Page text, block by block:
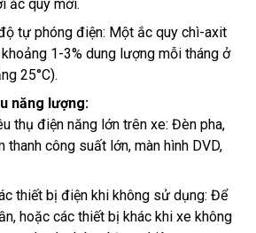
ắc quy mới.
tự phóng điện: Một ắc quy chì-axit
1-3% dung lượng mỗi tháng ở
25°C).
năng lượng:
thụ điện năng lớn trên xe: Đèn pha,
thanh công suất lớn, màn hình DVD,
thiết bị điện khi không sử dụng: Để
hoặc các thiết bị khác khi xe không